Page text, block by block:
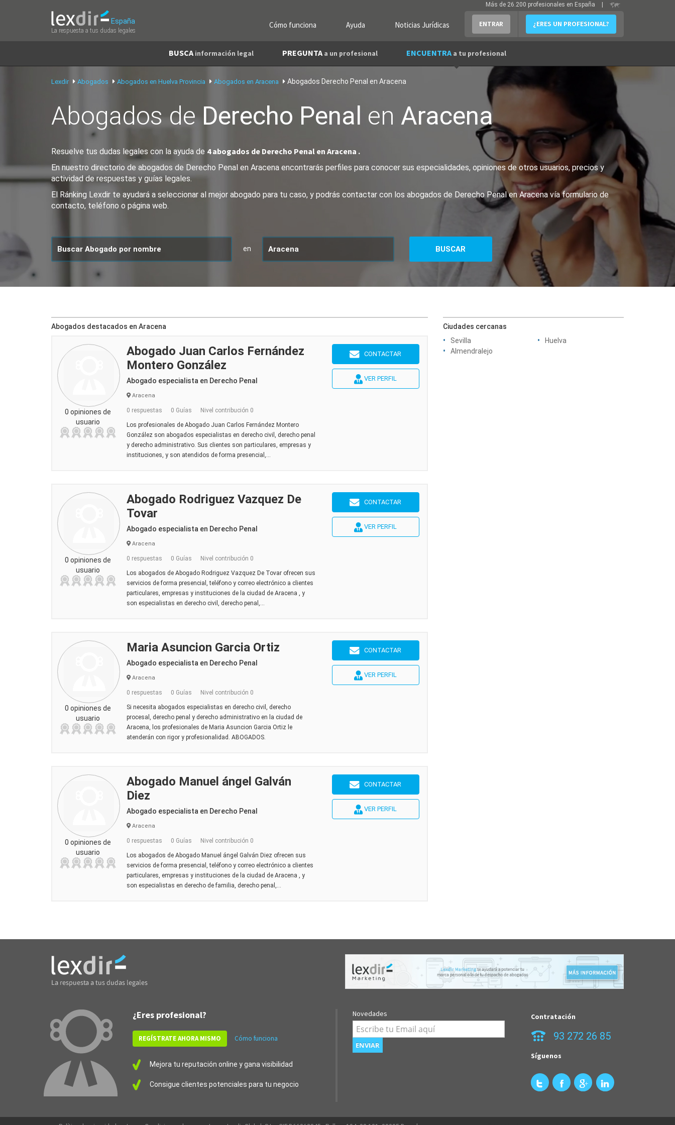
España
La respuesta a tus dudas legales
Cómo funciona Ayuda Noticias Jurídicas ENTRAR ¿ERES UN PROFESIONAL?
Más de 26.200 profesionales en España
BUSCA información legal PREGUNTA a un profesional ENCUENTRA a tu profesional
Lexdir Abogados Abogados en Huelva Provincia Abogados en Aracena Abogados Derecho Penal en Aracena
Abogados deDerecho Penal en Aracena
Resuelve tus dudas legales con la ayuda de 4 abogados de Derecho Penal en Aracena .
En nuestro directorio de abogados de Derecho Penal en Aracena encontrarás perfiles para conocer sus especialidades, opiniones de otros usuarios, precios y
actividad de respuestas y guías legales.
El Ránking Lexdir te ayudará a seleccionar al mejor abogado para tu caso, y podrás contactar con los abogados de Derecho Penal en Aracena vía formulario de
contacto, teléfono o página web.
en
Abogados destacados en Aracena
0 opiniones de
usuario
Abogado Juan Carlos Fernández
Montero González
Abogado especialista en Derecho Penal
Aracena
0 respuestas 0 Guías Nivel contribución 0
Los profesionales de Abogado Juan Carlos Fernández Montero
González son abogados especialistas en derecho civil, derecho penal
y derecho administrativo. Sus clientes son particulares, empresas y
instituciones, y son atendidos de forma presencial,...
CONTACTAR
VER PERFIL
0 opiniones de
usuario
Abogado Rodriguez Vazquez De
Tovar
Abogado especialista en Derecho Penal
Aracena
0 respuestas 0 Guías Nivel contribución 0
Los abogados de Abogado Rodriguez Vazquez De Tovar ofrecen sus
servicios de forma presencial, teléfono y correo electrónico a clientes
particulares, empresas y instituciones de la ciudad de Aracena , y
son especialistas en derecho civil, derecho penal,...
CONTACTAR
VER PERFIL
0 opiniones de
usuario
Maria Asuncion Garcia Ortiz
Abogado especialista en Derecho Penal
Aracena
0 respuestas 0 Guías Nivel contribución 0
Si necesita abogados especialistas en derecho civil, derecho
procesal, derecho penal y derecho administrativo en la ciudad de
Aracena, los profesionales de Maria Asuncion Garcia Ortiz le
atenderán con rigor y profesionalidad. ABOGADOS.
CONTACTAR
VER PERFIL
0 opiniones de
usuario
Abogado Manuel ángel Galván
Diez
Abogado especialista en Derecho Penal
Aracena
0 respuestas 0 Guías Nivel contribución 0
Los abogados de Abogado Manuel ángel Galván Diez ofrecen sus
servicios de forma presencial, teléfono y correo electrónico a clientes
particulares, empresas y instituciones de la ciudad de Aracena , y
son especialistas en derecho de familia, derecho penal,...
CONTACTAR
VER PERFIL
Ciudades cercanas
Sevilla
Huelva
Almendralejo
¿Eres profesional?
REGÍSTRATE AHORA MISMO Cómo funciona
Mejora tu reputación online y gana visibilidad
Consigue clientes potenciales para tu negocio
Novedades Contratación
93 272 26 85
Síguenos